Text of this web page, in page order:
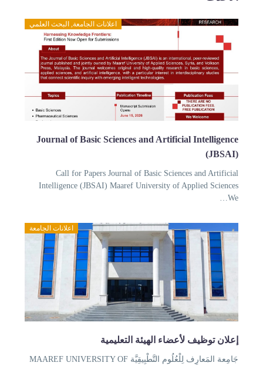
اعلانات الجامعة,البحث العلمي
Journal of Basic Sciences and
Call for Papers Journal of Basic
Intelligence (JBSAI) Maaref University of
اعلانات الجامعة
الهيئة التعليمية
جَامِعة المَعارِف لِلْعُلُوم التَّطْبِيقِيَّة MAAREF UNIVERSITY OF